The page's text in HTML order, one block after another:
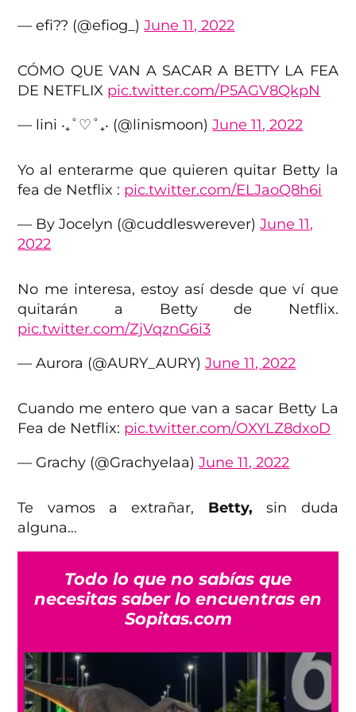
— efi?? (@efiog_)June 11, 2022
CÓMO QUE VAN A SACAR A BETTY LA FEA
DE NETFLIX pic.twitter.com/P5AGV8QkpN
— lini ‧₊˚♡˚₊‧ (@linismoon)June 11, 2022
Yo al enterarme que quieren quitar Betty la
fea de Netflix : pic.twitter.com/ELJaoQ8h6i
— By Jocelyn (@cuddleswerever)June 11,
2022
No me interesa, estoy así desde que ví que
quitarán a Betty de Netflix.
pic.twitter.com/ZjVqznG6i3
— Aurora (@AURY_AURY)June 11, 2022
Cuando me entero que van a sacar Betty La
Fea de Netflix: pic.twitter.com/OXYLZ8dxoD
— Grachy (@Grachyelaa)June 11, 2022
Te vamos a extrañar, Betty, sin duda
alguna…
Todo lo que no sabías que
necesitas saber lo encuentras en
Sopitas.com